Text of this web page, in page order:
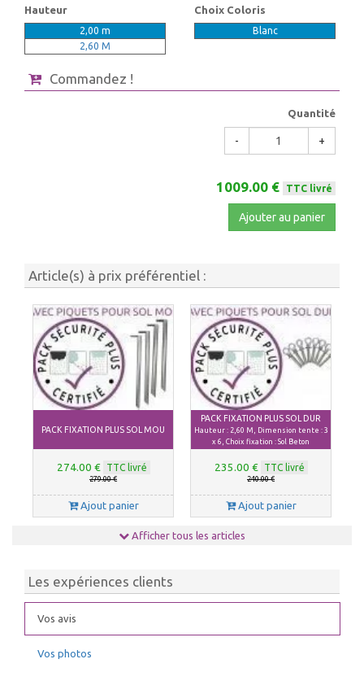
Hauteur
2,00 m
2,60 M
Choix Coloris
Blanc
Commandez !
Quantité
- +
1009.00 € TTC livré
Ajouter au panier
Article(s) à prix préférentiel :
PACK FIXATION PLUS SOL MOU
274.00 € TTC livré
279.00 €
Ajout panier
PACK FIXATION PLUS SOL DUR
Hauteur : 2,60 M, Dimension tente : 3
x 6, Choix fixation : Sol Beton
235.00 € TTC livré
240.00 €
Ajout panier
KIT FIXATION D'ARRIMAGE
Nombre x Longueur : 2x15m+4piquets
Afficher tous les articles
Les expériences clients
Vos avis
Vos photos